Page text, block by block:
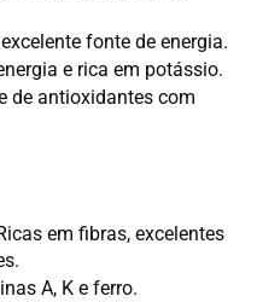
fonte de energia.
e rica em potássio.
de antioxidantes com
em fibras, excelentes
A, K e ferro.